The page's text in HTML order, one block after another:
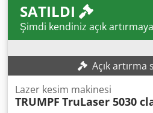
SATILDI
Şimdi kendiniz açık artırmaya
Açık artırma
Lazer kesim makinesi
TRUMPF TruLaser 5030